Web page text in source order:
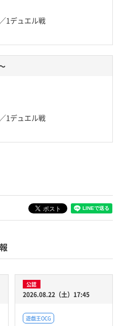
1デュエル戦
1デュエル戦
公認
2026.08.22（土）17:45
遊戯王OCG